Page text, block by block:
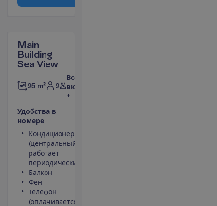
Main
Building
Sea View
25 m² 2
Все
включено
+
Удобства в
номере
Кондиционер
(центральный,
работает
периодически)
Балкон
Фен
Телефон
(оплачивается)